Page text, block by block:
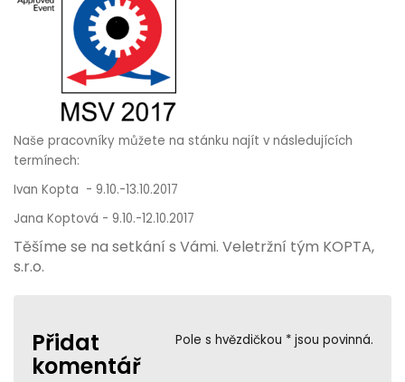
Naše pracovníky můžete na stánku najít v následujících
termínech:
Ivan Kopta - 9.10.-13.10.2017
Jana Koptová - 9.10.-12.10.2017
Těšíme se na setkání s Vámi. Veletržní tým KOPTA,
s.r.o.
Pole s hvězdičkou * jsou povinná.
Přidat
komentář